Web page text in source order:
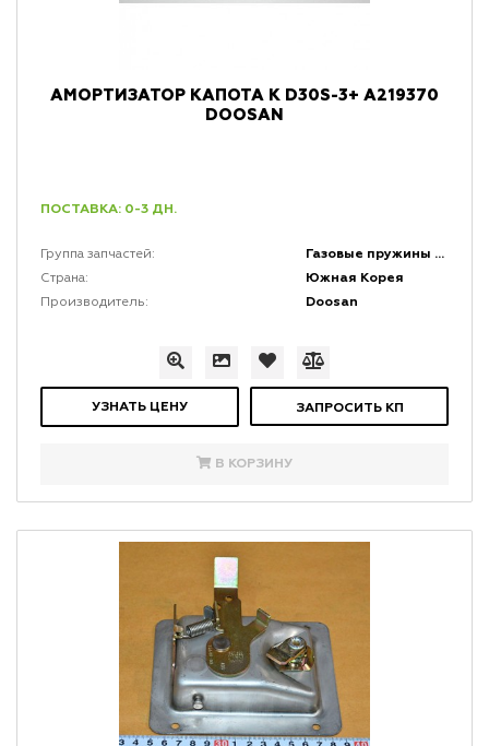
АМОРТИЗАТОР КАПОТА К D30S-3+ A219370
DOOSAN
ПОСТАВКА: 0-3 ДН.
Группа запчастей: Газовые пружины и амортизаторы
Страна: Южная Корея
Производитель: Doosan
УЗНАТЬ ЦЕНУ ЗАПРОСИТЬ КП
В КОРЗИНУ